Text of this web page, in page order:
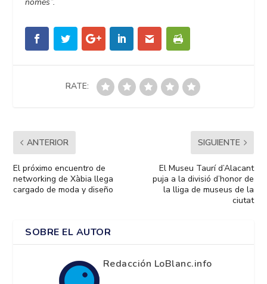
RATE:
ANTERIOR
El próximo encuentro de
networking de Xàbia llega
cargado de moda y diseño
SIGUIENTE
El Museu Taurí d’Alacant
puja a la divisió d’honor de
la lliga de museus de la
ciutat
SOBRE EL AUTOR
Redacción LoBlanc.info